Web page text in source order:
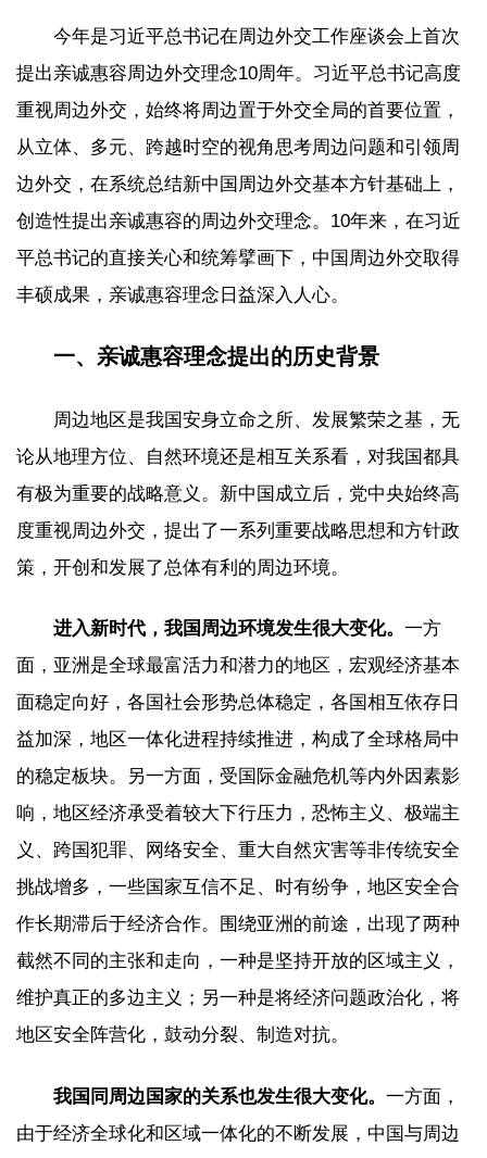
今年是习近平总书记在周边外交工作座谈会上首次
提出亲诚惠容周边外交理念10周年。习近平总书记高度
重视周边外交，始终将周边置于外交全局的首要位置，
从立体、多元、跨越时空的视角思考周边问题和引领周
边外交，在系统总结新中国周边外交基本方针基础上，
创造性提出亲诚惠容的周边外交理念。10年来，在习近
平总书记的直接关心和统筹擘画下，中国周边外交取得
丰硕成果，亲诚惠容理念日益深入人心。
一、亲诚惠容理念提出的历史背景
周边地区是我国安身立命之所、发展繁荣之基，无
论从地理方位、自然环境还是相互关系看，对我国都具
有极为重要的战略意义。新中国成立后，党中央始终高
度重视周边外交，提出了一系列重要战略思想和方针政
策，开创和发展了总体有利的周边环境。
进入新时代，我国周边环境发生很大变化。 一方
面，亚洲是全球最富活力和潜力的地区，宏观经济基本
面稳定向好，各国社会形势总体稳定，各国相互依存日
益加深，地区一体化进程持续推进，构成了全球格局中
的稳定板块。另一方面，受国际金融危机等内外因素影
响，地区经济承受着较大下行压力，恐怖主义、极端主
义、跨国犯罪、网络安全、重大自然灾害等非传统安全
挑战增多，一些国家互信不足、时有纷争，地区安全合
作长期滞后于经济合作。围绕亚洲的前途，出现了两种
截然不同的主张和走向，一种是坚持开放的区域主义，
维护真正的多边主义；另一种是将经济问题政治化，将
地区安全阵营化，鼓动分裂、制造对抗。
我国同周边国家的关系也发生很大变化。 一方面，
由于经济全球化和区域一体化的不断发展，中国与周边